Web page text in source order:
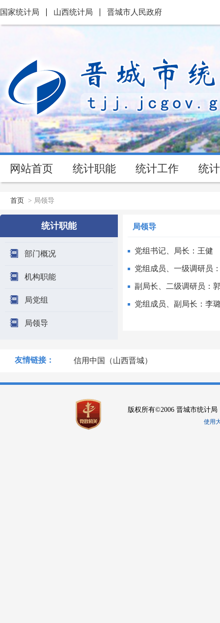
国家统计局 山西统计局 晋城市人民政府
网站首页 统计职能 统计工作 统
首页 > 局领导
统计职能
部门概况
机构职能
局党组
局领导
局领导
党组书记、局长：王健
党组成员、一级调研员
副局长、二级调研员：
党组成员、副局长：李
友情链接： 信用中国（山西晋城）
版权所有©2006 晋城市统计局
使用